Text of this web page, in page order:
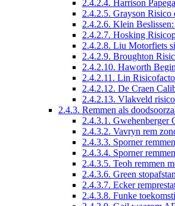
2.4.2.4. Harrison
2.4.2.5. Grayson Risico
2.4.2.6. Klein
2.4.2.7. Hosking
2.4.2.8. Liu Motorfiets
2.4.2.9. Broughton
2.4.2.10. Haworth
2.4.2.11. Lin
2.4.2.12. De Craen
2.4.2.13. Vlakveld
2.4.3. Remmen als
2.4.3.1. Gwehenberger
2.4.3.2. Vavryn rem
2.4.3.3. Sporner
2.4.3.4. Sporner
2.4.3.5. Teoh remmen
2.4.3.6. Green
2.4.3.7. Ecker
2.4.3.8. Funke